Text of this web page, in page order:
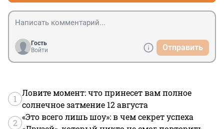
Гость
Войти
Отправить
1
Ловите момент: что принесет вам полное
солнечное затмение 12 августа
2
«Это всего лишь шоу»: в чем секрет успеха